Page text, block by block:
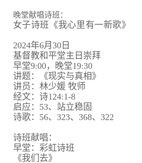
晚堂献唱诗班：
女子诗班《我心里有一新歌》
2024年6月30日
基督教和平堂主日崇拜
早堂9:00，晚堂19:30
讲题：《现实与真相》
讲员：林少媛 牧师
经文：诗124:1-8
启应：53、站立稳固
诗歌：56、323、368、322
诗班献唱：
早堂：彩虹诗班
《我们去》